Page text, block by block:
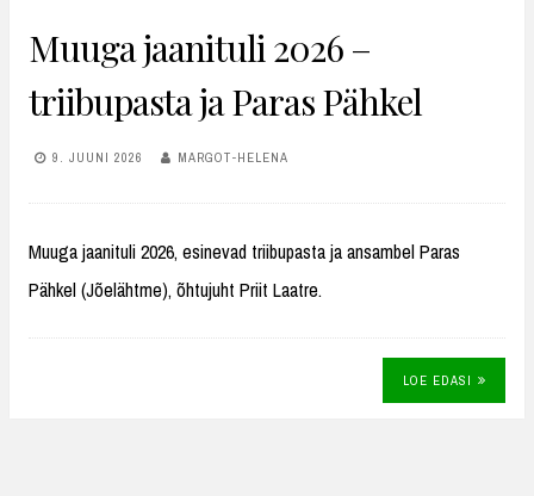
Muuga jaanituli 2026 –
triibupasta ja Paras Pähkel
9. JUUNI 2026 MARGOT-HELENA
Muuga jaanituli 2026, esinevad triibupasta ja ansambel Paras
Pähkel (Jõelähtme), õhtujuht Priit Laatre.
LOE EDASI